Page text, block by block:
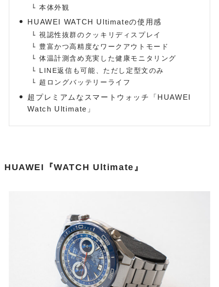
本体外観
HUAWEI WATCH Ultimateの使用感
視認性抜群のクッキリディスプレイ
豊富かつ高精度なワークアウトモード
体温計測含め充実した健康モニタリング
LINE返信も可能、ただし定型文のみ
超ロングバッテリーライフ
超プレミアムなスマートウォッチ「HUAWEI
Watch Ultimate」
HUAWEI『WATCH Ultimate』